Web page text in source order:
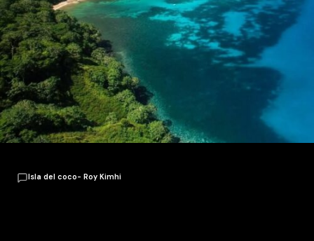
Isla del coco- Roy Kimhi